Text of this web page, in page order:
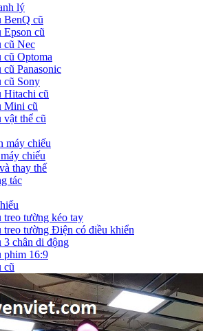
lý
BenQ cũ
Epson cũ
cũ Nec
cũ Optoma
Panasonic
cũ Sony
Hitachi cũ
Mini cũ
vật thể cũ
máy chiếu
chiếu
thay thế
tác
treo tường kéo tay
treo tường Điện có điều khiển
3 chân di động
phim 16:9
cũ